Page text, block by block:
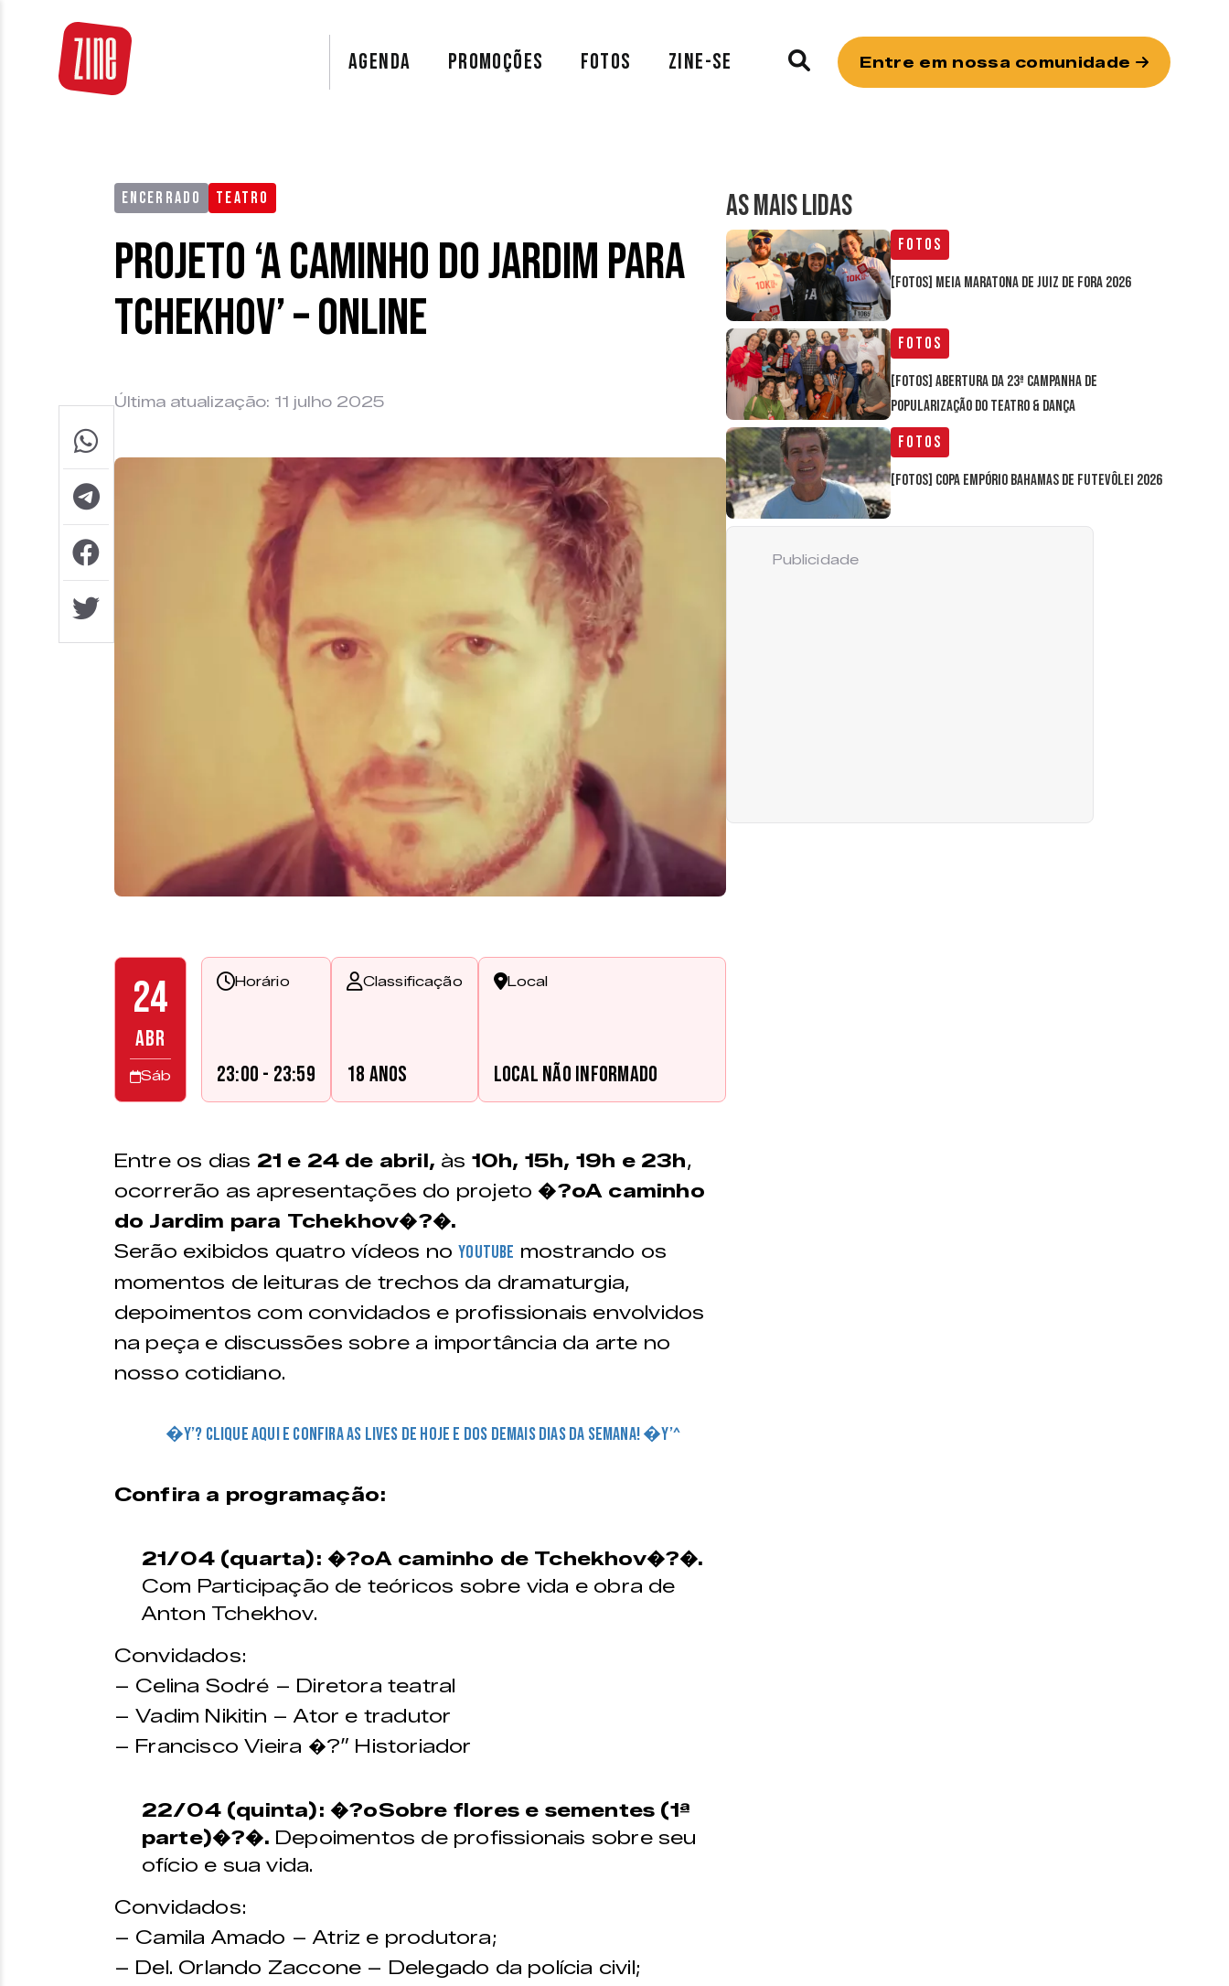
AGENDA PROMOÇÕES FOTOS ZINE-SE Entre em nossa comunidade
ENCERRADO TEATRO
Projeto ‘A caminho do Jardim para
Tchekhov’ – Online
Última atualização: 11 julho 2025
24
ABR
Sáb
Horário
23:00 - 23:59
Classificação
18 anos
Local
Local não informado
Entre os dias 21 e 24 de abril, às 10h, 15h, 19h e 23h,
ocorrerão as apresentações do projeto�?oA caminho
do Jardim para Tchekhov�?�.
Serão exibidos quatro vídeos noYoutube mostrando os
momentos de leituras de trechos da dramaturgia,
depoimentos com convidados e profissionais envolvidos
na peça e discussões sobre a importância da arte no
nosso cotidiano.
�Y’? CLIQUE AQUI E CONFIRA AS LIVES DE HOJE E DOS DEMAIS DIAS DA SEMANA! �Y’^
Confira a programação:
21/04 (quarta): �?oA caminho de Tchekhov�?�.
Com Participação de teóricos sobre vida e obra de
Anton Tchekhov.
Convidados:
– Celina Sodré – Diretora teatral
– Vadim Nikitin – Ator e tradutor
– Francisco Vieira �?” Historiador
22/04 (quinta): �?oSobre flores e sementes (1ª
parte)�?�. Depoimentos de profissionais sobre seu
ofício e sua vida.
Convidados:
– Camila Amado – Atriz e produtora;
– Del. Orlando Zaccone – Delegado da polícia civil;
AS MAIS LIDAS
Fotos
[FOTOS] Meia Maratona de Juiz de Fora 2026
Fotos
[FOTOS] Abertura da 23ª Campanha de
Popularização do Teatro & Dança
Fotos
[FOTOS] Copa Empório Bahamas de Futevôlei 2026
Publicidade